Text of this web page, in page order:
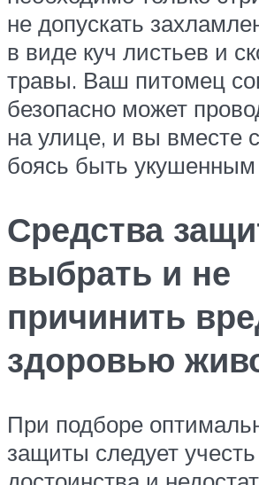
не допускать
в виде куч листьев и
травы. Ваш питомец
безопасно может
на улице, и вы вместе
боясь быть
Средства
выбрать и не
причинить
здоровью
При подборе
защиты следует